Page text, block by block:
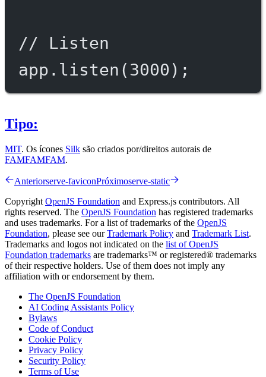
// Listen
app. listen (3000 );
Tipo:
MIT. Os ícones Silk são criados por/direitos autorais de
FAMFAMFAM.
Anteriorserve-faviconPróximoserve-static
Copyright OpenJS Foundation and Express.js contributors. All
rights reserved. The OpenJS Foundation has registered trademarks
and uses trademarks. For a list of trademarks of the OpenJS
Foundation, please see ourTrademark Policy and Trademark List.
Trademarks and logos not indicated on the list of OpenJS
Foundation trademarks are trademarks™ or registered® trademarks
of their respective holders. Use of them does not imply any
affiliation with or endorsement by them.
The OpenJS Foundation
AI Coding Assistants Policy
Bylaws
Code of Conduct
Cookie Policy
Privacy Policy
Security Policy
Terms of Use